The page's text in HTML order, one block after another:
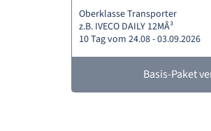
Oberklasse Transporter
z.B. IVECO DAILY 12MÂ³
10 Tag vom 24.08 - 03.09.2026
Basis-Paket